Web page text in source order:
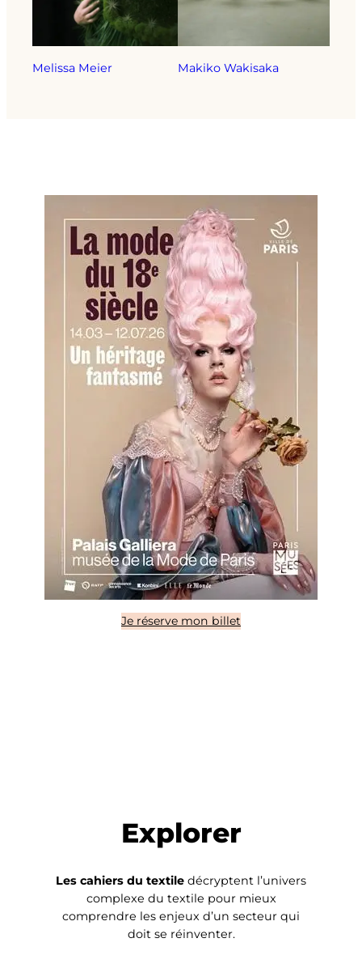
Melissa Meier Makiko Wakisaka
Je réserve mon billet
Explorer
Les cahiers du textile décryptent l’univers
complexe du textile pour mieux
comprendre les enjeux d’un secteur qui
doit se réinventer.